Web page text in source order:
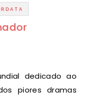
piores dramas